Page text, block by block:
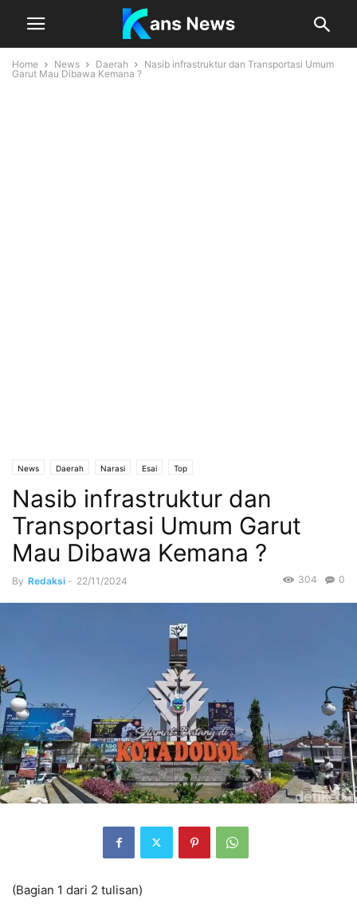
Home News Daerah
Nasib infrastruktur dan Transportasi Umum
Garut Mau Dibawa Kemana ?
News Daerah Narasi Esai Top
Nasib infrastruktur dan
Transportasi Umum Garut
Mau Dibawa Kemana ?
By Redaksi - 22/11/2024 0
304
(Bagian 1 dari 2 tulisan)